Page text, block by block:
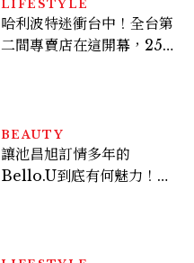
LIFESTYLE
哈利波特迷衝台中！全台第
二間專賣店在這開幕，25週
BEAUTY
讓池昌旭訂情多年的
Bello.U到底有何魅力！揭